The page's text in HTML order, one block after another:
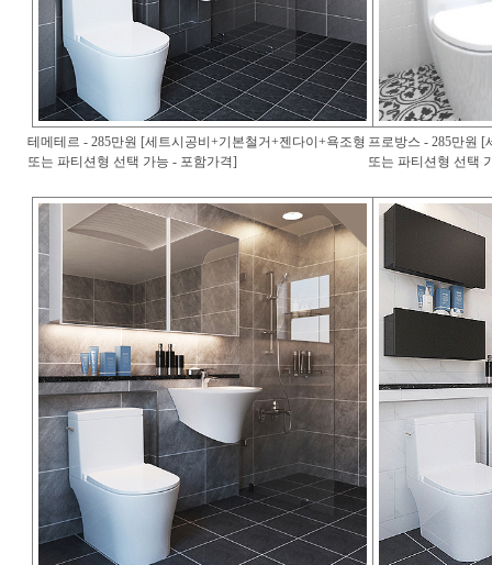
테메테르 - 285만원 [세트시공비+기본철거+젠다이+욕조형
또는 파티션형 선택 가능 - 포함가격]
프로방스 - 285만원
또는 파티션형 선택